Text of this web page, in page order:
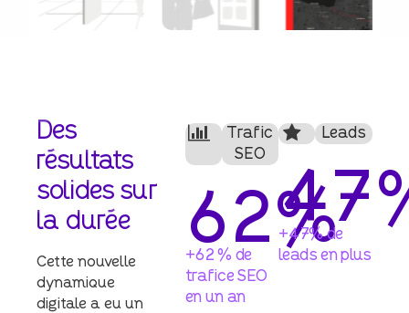
Des
résultats
solides sur
la durée
Cette nouvelle
dynamique
digitale a eu un
Trafic
SEO
+62 % de
trafice SEO
en un an
62%
Leads
+47% de
leads en plus
47